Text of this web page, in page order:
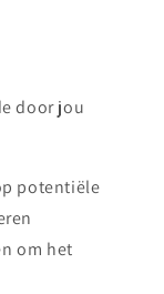
door jou
potentiële
om het